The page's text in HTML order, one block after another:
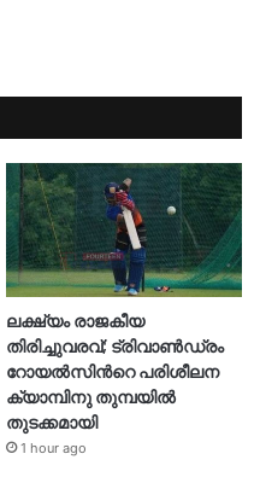
ലക്ഷ്യം രാജകീയ
തിരിച്ചുവരവ്; ട്രിവാൺഡ്രം
റോയൽസിന്‍റെ പരിശീലന
ക്യാമ്പിനു തുമ്പയില്‍
തുടക്കമായി
1 hour ago